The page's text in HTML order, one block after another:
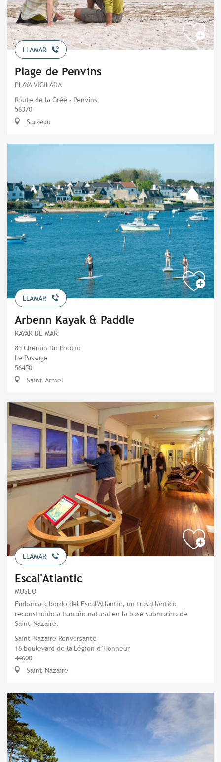
LLAMAR
Plage de Penvins
PLAYA VIGILADA
Route de la Grée - Penvins
56370
Sarzeau
LLAMAR
Arbenn Kayak & Paddle
KAYAK DE MAR
85 Chemin Du Poulho
Le Passage
56450
Saint-Armel
LLAMAR
Escal'Atlantic
MUSEO
Embarca a bordo del Escal'Atlantic, un trasatlántico
reconstruido a tamaño natural en la base submarina de
Saint-Nazaire.
Saint-Nazaire Renversante
16 boulevard de la Légion d’Honneur
44600
Saint-Nazaire